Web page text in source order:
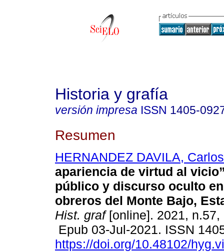
Historia y grafía
versión impresa ISSN 1405-
Resumen
HERNANDEZ DAVILA,
apariencia de virtud al
público y discurso oculto
obreros del Monte Bajo,
Hist. graf[online]. 2021, n.57,
Epub 03-Jul-2021. ISSN
https://doi.org/10.48102/